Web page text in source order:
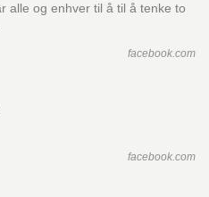
alle og enhver til å til å tenke to
facebook.com
facebook.com